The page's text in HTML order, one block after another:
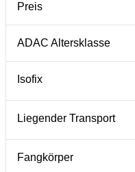
Preis
ADAC Altersklasse
Isofix
Liegender Transport
Fangkörper